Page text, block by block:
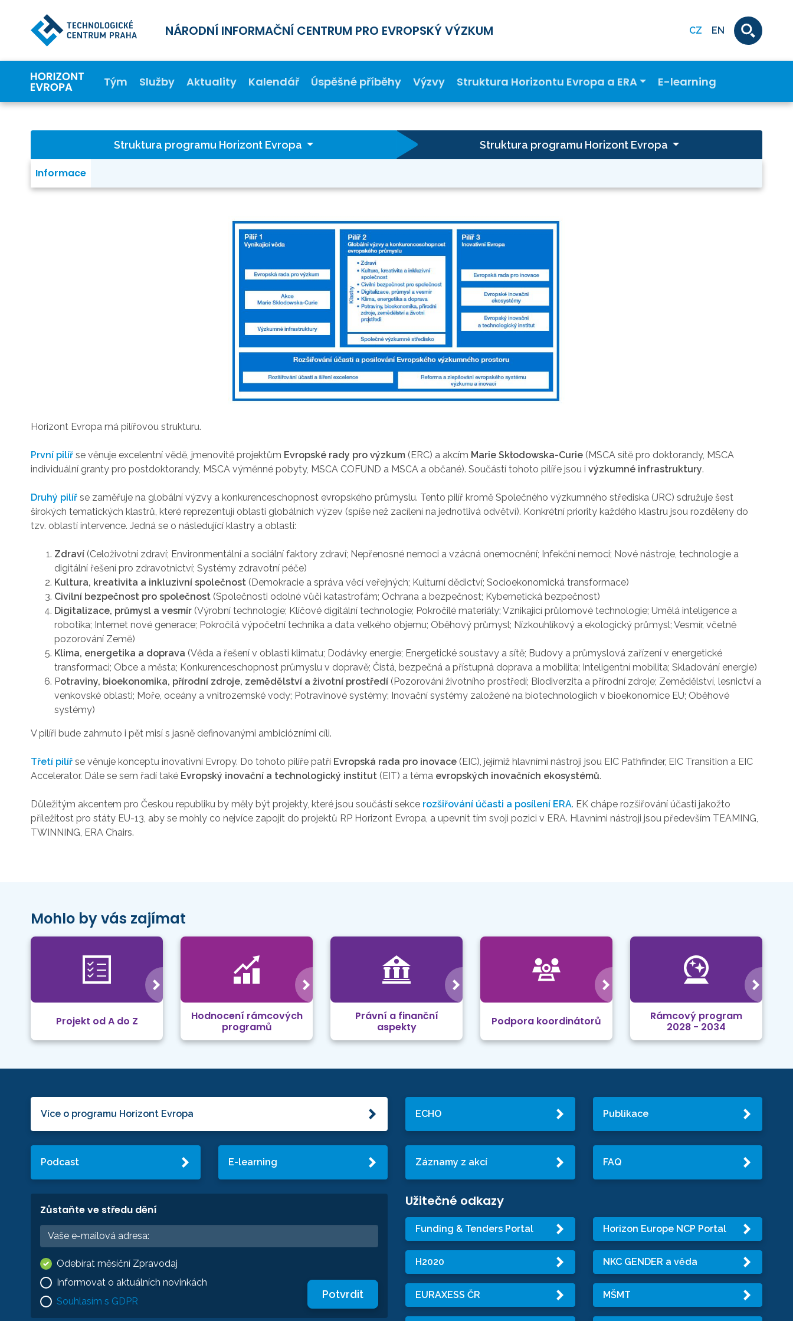
NÁRODNÍ INFORMAČNÍ CENTRUM PRO EVROPSKÝ VÝZKUM CZ EN
Tým Služby Aktuality Kalendář Úspěšné příběhy Výzvy Struktura Horizontu Evropa a ERA E-learning
Struktura programu Horizont Evropa Struktura programu Horizont Evropa
Informace
Horizont Evropa má pilířovou strukturu.
První pilíř se věnuje excelentní vědě, jmenovitě projektům Evropské rady pro výzkum (ERC) a akcím Marie Skłodowska-Curie (MSCA sítě pro doktorandy, MSCA
individuální granty pro postdoktorandy, MSCA výměnné pobyty, MSCA COFUND a MSCA a občané). Součástí tohoto pilíře jsou i výzkumné infrastruktury.
Druhý pilíř se zaměřuje na globální výzvy a konkurenceschopnost evropského průmyslu. Tento pilíř kromě Společného výzkumného střediska (JRC) sdružuje šest
širokých tematických klastrů, které reprezentují oblasti globálních výzev (spíše než zacílení na jednotlivá odvětví). Konkrétní priority každého klastru jsou rozděleny do
tzv. oblastí intervence. Jedná se o následující klastry a oblasti:
Zdraví (Celoživotní zdraví; Environmentální a sociální faktory zdraví; Nepřenosné nemoci a vzácná onemocnění; Infekční nemoci; Nové nástroje, technologie a
digitální řešení pro zdravotnictví; Systémy zdravotní péče)
Kultura, kreativita a inkluzivní společnost (Demokracie a správa věcí veřejných; Kulturní dědictví; Socioekonomická transformace)
Civilní bezpečnost pro společnost (Společnosti odolné vůči katastrofám; Ochrana a bezpečnost; Kybernetická bezpečnost)
Digitalizace, průmysl a vesmír (Výrobní technologie; Klíčové digitální technologie; Pokročilé materiály; Vznikající průlomové technologie; Umělá inteligence a
robotika; Internet nové generace; Pokročilá výpočetní technika a data velkého objemu; Oběhový průmysl; Nízkouhlíkový a ekologický průmysl; Vesmír, včetně
pozorování Země)
Klima, energetika a doprava (Věda a řešení v oblasti klimatu; Dodávky energie; Energetické soustavy a sítě; Budovy a průmyslová zařízení v energetické
transformaci; Obce a města; Konkurenceschopnost průmyslu v dopravě; Čistá, bezpečná a přístupná doprava a mobilita; Inteligentní mobilita; Skladování energie)
Potraviny, bioekonomika, přírodní zdroje, zemědělství a životní prostředí (Pozorování životního prostředí; Biodiverzita a přírodní zdroje; Zemědělství, lesnictví a
venkovské oblasti; Moře, oceány a vnitrozemské vody; Potravinové systémy; Inovační systémy založené na biotechnologiích v bioekonomice EU; Oběhové
systémy)
V pilíři bude zahrnuto i pět misí s jasně definovanými ambiciózními cíli.
Třetí pilíř se věnuje konceptu inovativní Evropy. Do tohoto pilíře patří Evropská rada pro inovace (EIC), jejímiž hlavními nástroji jsou EIC Pathfinder, EIC Transition a EIC
Accelerator. Dále se sem řadí také Evropský inovační a technologický institut (EIT) a téma evropských inovačních ekosystémů.
Důležitým akcentem pro Českou republiku by měly být projekty, které jsou součástí sekce rozšiřování účasti a posílení ERA. EK chápe rozšiřování účasti jakožto
příležitost pro státy EU-13, aby se mohly co nejvíce zapojit do projektů RP Horizont Evropa, a upevnit tím svoji pozici v ERA. Hlavními nástroji jsou především TEAMING,
TWINNING, ERA Chairs.
Mohlo by vás zajímat
Projekt od A do Z
Hodnocení rámcových
programů
Právní a finanční
aspekty
Podpora koordinátorů
Rámcový program
2028 - 2034
Více o programu Horizont Evropa
Podcast E-learning
Zůstaňte ve středu dění
Odebírat měsíční Zpravodaj
Informovat o aktuálních novinkách
Souhlasím s GDPR
Potvrdit
ECHO Publikace
Záznamy z akcí FAQ
Užitečné odkazy
Funding & Tenders Portal Horizon Europe NCP Portal
H2020 NKC GENDER a věda
EURAXESS ČR MŠMT